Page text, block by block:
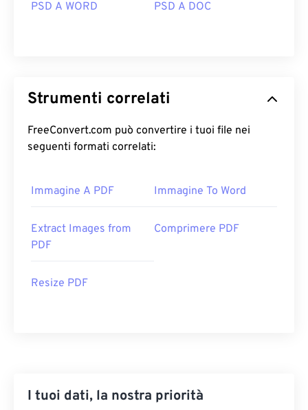
PSD A WORD PSD A DOC
Strumenti correlati
FreeConvert.com può convertire i tuoi file nei
seguenti formati correlati:
Immagine A PDF Immagine To Word
Extract Images from
PDF
Comprimere PDF
Resize PDF
I tuoi dati, la nostra priorità